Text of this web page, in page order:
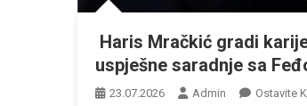
Haris Mračkić gradi
uspješne saradnje sa
23.07.2026 Admin Ostavite